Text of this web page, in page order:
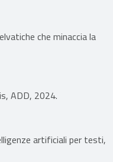
che minaccia la
ADD, 2024.
artificiali per testi,